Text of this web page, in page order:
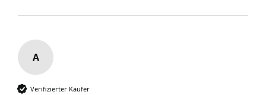
A
Verifizierter Käufer